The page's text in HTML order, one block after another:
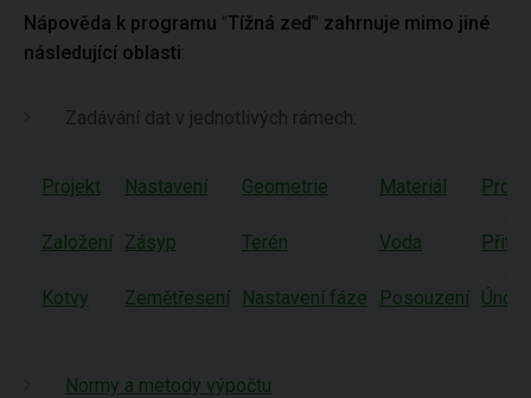
Nápověda k programu "Tížná zeď" zahrnuje mimo jiné
následující oblasti
Zadávání dat v jednotlivých rámech:
Projekt Nastavení Geometrie Materiál Profil
Založení Zásyp Terén Voda
Kotvy Zemětřesení Nastavení fáze Posouzení
Normy a metody výpočtu